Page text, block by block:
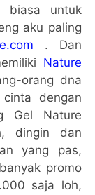
biasa untuk
aku paling
. Dan
Nature
orang dna
dengan
Gel Nature
dingin dan
yang pas,
promo
saja loh,